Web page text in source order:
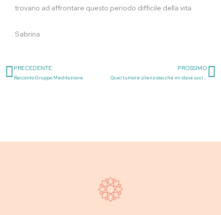
trovano ad affrontare questo periodo difficile della vita.
Sabrina
Precedente
PRECEDENTE
Racconto Gruppo Meditazione
PROSSIMO